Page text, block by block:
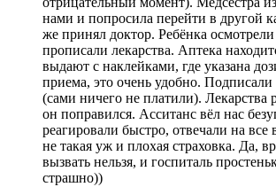
нами и попросила перейти в другой
же принял доктор. Ребёнка
прописали лекарства. Аптека
выдают с наклейками, где указана
приема, это очень удобно. Подписали
(сами ничего не платили). Лекарства
он поправился. Асситанс вёл нас
реагировали быстро, отвечали на
не такая уж и плохая страховка. Да,
вызвать нельзя, и госпиталь
страшно))